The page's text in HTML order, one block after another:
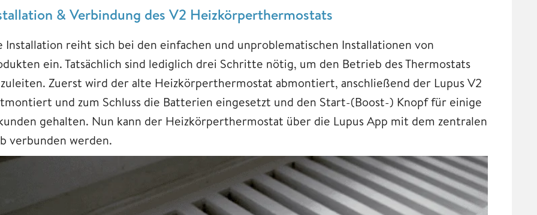
& Verbindung des V2 Heizkörperthermostats
Installation reiht sich bei den einfachen und unproblematischen Installationen von
ein. Tatsächlich sind lediglich drei Schritte nötig, um den Betrieb des Thermostats
Zuerst wird der alte Heizkörperthermostat abmontiert, anschließend der Lupus V2
und zum Schluss die Batterien eingesetzt und den Start-(Boost-) Knopf für einige
gehalten. Nun kann der Heizkörperthermostat über die Lupus App mit dem zentralen
verbunden werden.